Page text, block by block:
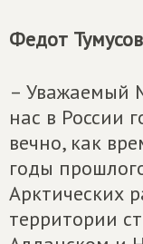
Федот
– Уважаемый
нас в России
вечно, как
годы
Арктических
территории